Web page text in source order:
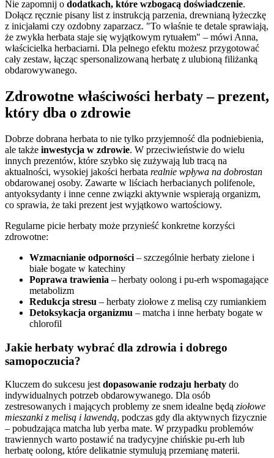
Nie zapomnij o dodatkach, które wzbogacą doświadczenie.
Dołącz ręcznie pisany list z instrukcją parzenia, drewnianą łyżeczkę
z inicjałami czy ozdobny zaparzacz.
To właśnie te detale sprawiają,
że zwykła herbata staje się wyjątkowym rytuałem
– mówi Anna,
właścicielka herbaciarni. Dla pełnego efektu możesz przygotować
cały zestaw, łącząc spersonalizowaną herbatę z ulubioną filiżanką
obdarowywanego.
Zdrowotne właściwości herbaty – prezent,
który dba o zdrowie
Dobrze dobrana herbata to nie tylko przyjemność dla podniebienia,
ale także inwestycja w zdrowie. W przeciwieństwie do wielu
innych prezentów, które szybko się zużywają lub tracą na
aktualności, wysokiej jakości herbata realnie wpływa na dobrostan
obdarowanej osoby. Zawarte w liściach herbacianych polifenole,
antyoksydanty i inne cenne związki aktywnie wspierają organizm,
co sprawia, że taki prezent jest wyjątkowo wartościowy.
Regularne picie herbaty może przynieść konkretne korzyści
zdrowotne:
Wzmacnianie odporności – szczególnie herbaty zielone i
białe bogate w katechiny
Poprawa trawienia – herbaty oolong i pu-erh wspomagające
metabolizm
Redukcja stresu – herbaty ziołowe z melisą czy rumiankiem
Detoksykacja organizmu – matcha i inne herbaty bogate w
chlorofil
Jakie herbaty wybrać dla zdrowia i dobrego
samopoczucia?
Kluczem do sukcesu jest dopasowanie rodzaju herbaty do
indywidualnych potrzeb obdarowywanego. Dla osób
zestresowanych i mających problemy ze snem idealne będą ziołowe
mieszanki z melisą i lawendą, podczas gdy dla aktywnych fizycznie
– pobudzająca matcha lub yerba mate. W przypadku problemów
trawiennych warto postawić na tradycyjne chińskie pu-erh lub
herbatę oolong, które delikatnie stymulują przemianę materii.